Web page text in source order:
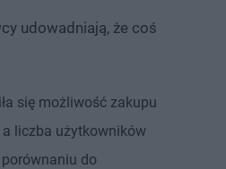
udowadniają, że coś
się możliwość zakupu
liczba użytkowników
do